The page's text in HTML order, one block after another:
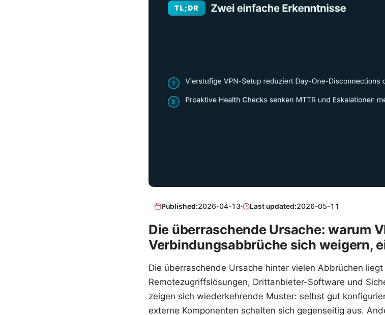
Published:2026-04-13· Last updated:2026-05-11
Die überraschende Ursache: warum
Verbindungsabbrüche sich weigern,
Die überraschende Ursache hinter vielen Abbrüchen
Remotezugriffslösungen, Drittanbieter-Software und
zeigen sich wiederkehrende Muster: selbst gut
externe Komponenten schalten sich gegenseitig aus.